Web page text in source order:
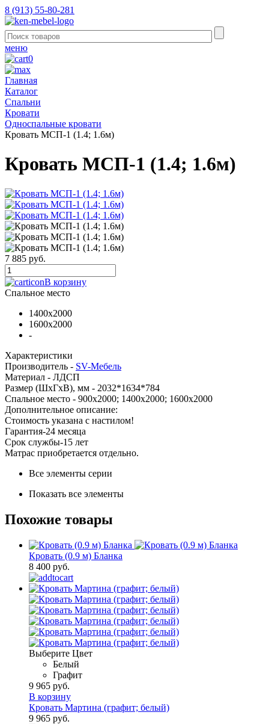
8 (913) 55-80-281
меню
0
Главная
Каталог
Спальни
Кровати
Односпальные кровати
Кровать МСП-1 (1.4; 1.6м)
Кровать МСП-1 (1.4; 1.6м)
7 885 руб.
В корзину
Спальное место
1400x2000
1600х2000
-
Характеристики
Производитель - SV-Мебель
Материал - ЛДСП
Размер (ШхГхВ), мм - 2032*1634*784
Спальное место - 900x2000; 1400x2000; 1600x2000
Дополнительное описание:
Стоимость указана с настилом!
Гарантия-24 месяца
Срок службы-15 лет
Матрас приобретается отдельно.
Все элементы серии
Показать все элементы
Похожие товары
Кровать (0.9 м) Бланка
8 400 руб.
Выберите Цвет
Белый
Графит
9 965 руб.
В корзину
Кровать Мартина (графит; белый)
9 965 руб.